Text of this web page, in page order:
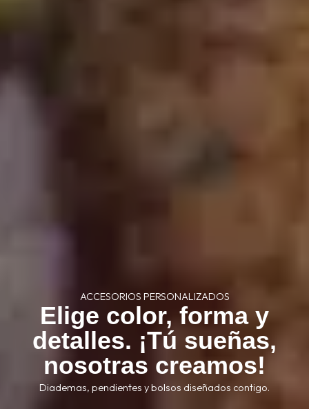
ACCESORIOS PERSONALIZADOS
Elige color, forma y
detalles. ¡Tú sueñas,
nosotras creamos!
Diademas, pendientes y bolsos diseñados contigo.